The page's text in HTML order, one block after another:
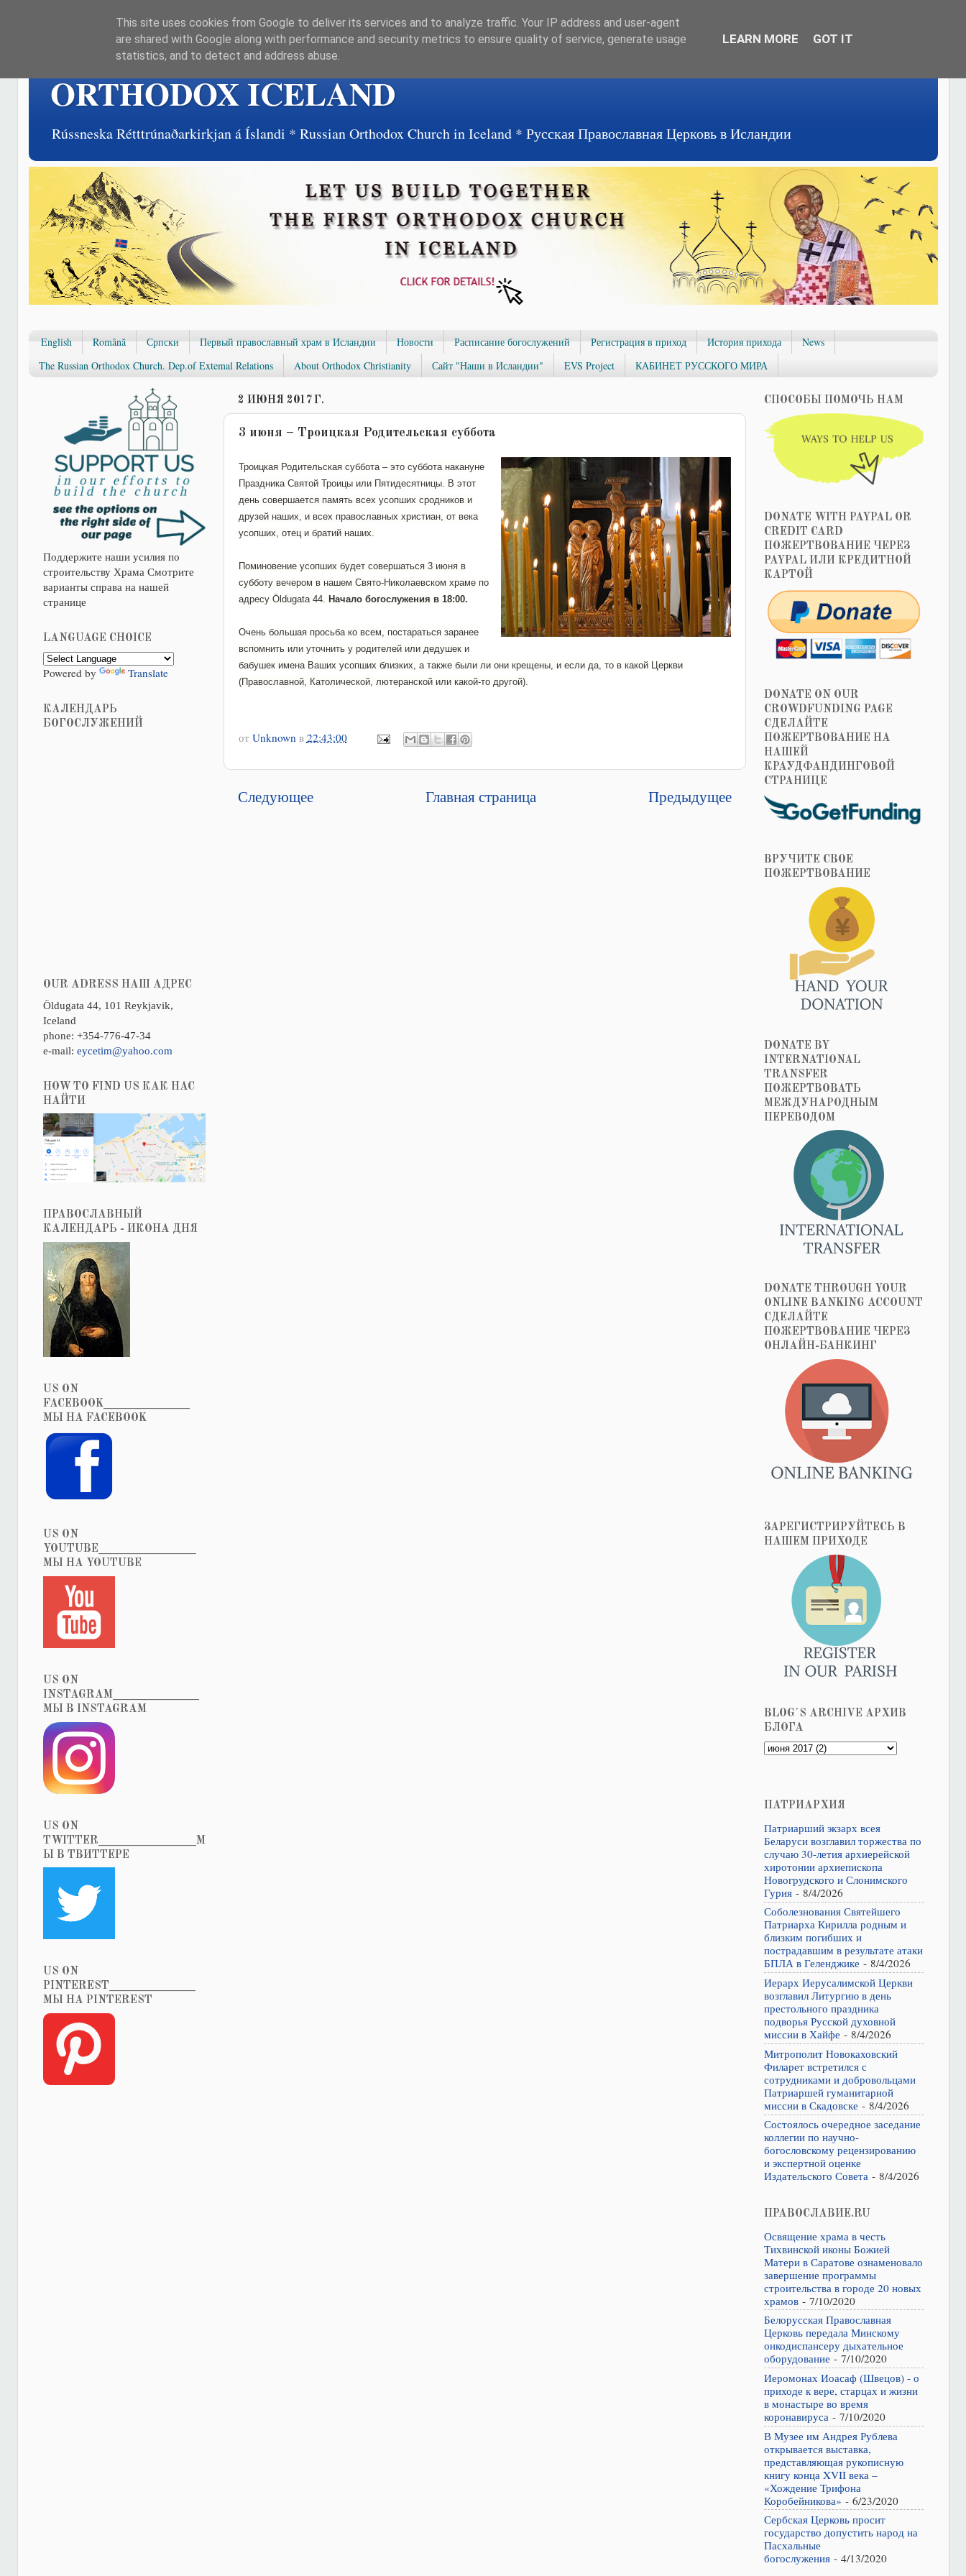
ORTHODOX ICELAND
Rússneska Rétttrúnaðarkirkjan á Íslandi * Russian Orthodox Church in Iceland * Русская Православная Церковь в Исландии
English Română Српски Первый православный храм в Исландии Новости Расписание богослужений Регистрация в приход История прихода
News
The Russian Orthodox Church. Dep.of Extemal Relations
About Orthodox Christianity Сайт "Наши в Исландии" EVS Project КАБИНЕТ РУССКОГО МИРА
2 ИЮНЯ 2017 Г.
3 июня – Троицкая Родительская суббота
Троицкая Родительская суббота – это суббота накануне
Праздника Святой Троицы или Пятидесятницы. В этот
день совершается память всех усопших сродников и
друзей наших, и всех православных христиан, от века
усопших, отец и братий наших.
Поминовение усопших будет совершаться 3 июня в
субботу вечером в нашем Свято-Николаевском храме по
адресу Öldugata 44.
Начало богослужения в 18:00.
Очень большая просьба ко всем, постараться заранее
вспомнить или уточнить у родителей или дедушек и
бабушек имена Ваших усопших близких, а также были ли они крещены, и если да, то в какой Церкви
(Православной, Католической, лютеранской или какой-то другой).
от Unknown в 22:43:00
Следующее Предыдущее
Главная страница
Поддержите наши усилия по
строительству Храма Смотрите
варианты справа на нашей
странице
LANGUAGE CHOICE
Powered by Translate
КАЛЕНДАРЬ
БОГОСЛУЖЕНИЙ
OUR ADRESS НАШ АДРЕС
Öldugata 44, 101 Reykjavik,
Iceland
phone: +354-776-47-34
e-mail: eycetim@yahoo.com
HOW TO FIND US КАК НАС
НАЙТИ
ПРАВОСЛАВНЫЙ
КАЛЕНДАРЬ - ИКОНА ДНЯ
US ON
FACEBOOK_______________
МЫ НА FACEBOOK
US ON
YOUTUBE_________________
МЫ НА YOUTUBE
US ON
INSTAGRAM_______________
МЫ В INSTAGRAM
US ON
TWITTER_________________М
Ы В ТВИТТЕРЕ
US ON
PINTEREST_______________
МЫ НА PINTEREST
СПОСОБЫ ПОМОЧЬ НАМ
DONATE WITH PAYPAL OR
CREDIT CARD
ПОЖЕРТВОВАНИЕ ЧЕРЕЗ
PAYPAL ИЛИ КРЕДИТНОЙ
КАРТОЙ
DONATE ON OUR
CROWDFUNDING PAGE
СДЕЛАЙТЕ
ПОЖЕРТВОВАНИЕ НА
НАШЕЙ
КРАУДФАНДИНГОВОЙ
СТРАНИЦЕ
ВРУЧИТЕ СВОЕ
ПОЖЕРТВОВАНИЕ
DONATE BY
INTERNATIONAL
TRANSFER
ПОЖЕРТВОВАТЬ
МЕЖДУНАРОДНЫМ
ПЕРЕВОДОМ
DONATE THROUGH YOUR
ONLINE BANKING ACCOUNT
СДЕЛАЙТЕ
ПОЖЕРТВОВАНИЕ ЧЕРЕЗ
ОНЛАЙН-БАНКИНГ
ЗАРЕГИСТРИРУЙТЕСЬ В
НАШЕМ ПРИХОДЕ
BLOG´S ARCHIVE АРХИВ
БЛОГА
ПАТРИАРХИЯ
Патриарший экзарх всея
Беларуси возглавил торжества по
случаю 30-летия архиерейской
хиротонии архиепископа
Новогрудского и Слонимского
Гурия- 8/4/2026
Соболезнования Святейшего
Патриарха Кирилла родным и
близким погибших и
пострадавшим в результате атаки
БПЛА в Геленджике - 8/4/2026
Иерарх Иерусалимской Церкви
возглавил Литургию в день
престольного праздника
подворья Русской духовной
миссии в Хайфе - 8/4/2026
Митрополит Новокаховский
Филарет встретился с
сотрудниками и добровольцами
Патриаршей гуманитарной
миссии в Скадовске - 8/4/2026
Состоялось очередное заседание
коллегии по научно-
богословскому рецензированию
и экспертной оценке
Издательского Совета- 8/4/2026
ПРАВОСЛАВИЕ.RU
Освящение храма в честь
Тихвинской иконы Божией
Матери в Саратове ознаменовало
завершение программы
строительства в городе 20 новых
храмов- 7/10/2020
Белорусская Православная
Церковь передала Минскому
онкодиспансеру дыхательное
оборудование - 7/10/2020
Иеромонах Иоасаф (Швецов) - о
приходе к вере, старцах и жизни
в монастыре во время
коронавируса - 7/10/2020
В Музее им Андрея Рублева
открывается выставка,
представляющая рукописную
книгу конца XVII века –
«Хождение Трифона
Коробейникова» - 6/23/2020
Сербская Церковь просит
государство допустить народ на
Пасхальные
богослужения- 4/13/2020
This site uses cookies from Google to deliver its services and to analyze traffic. Your IP address and user-agent
are shared with Google along with performance and security metrics to ensure quality of service, generate usage
statistics, and to detect and address abuse.
LEARN MORE GOT IT